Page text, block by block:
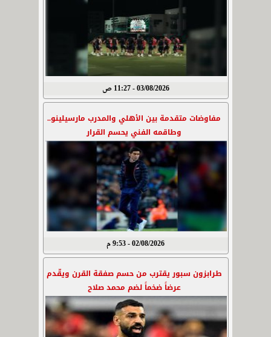
03/08/2026 - 11:27 ص
مفاوضات متقدمة بين الأهلي والمدرب مارسيلينو..
وطاقمه الفني يحسم القرار
02/08/2026 - 9:53 م
طرابزون سبور يقترب من حسم صفقة القرن ويقّدم
عرضاً ضخماً لضم محمد صلاح